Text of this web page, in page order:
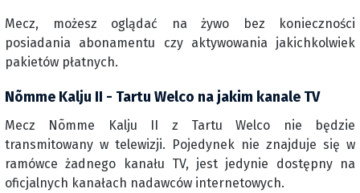
Mecz, możesz oglądać na żywo bez konieczności
posiadania abonamentu czy aktywowania jakichkolwiek
pakietów płatnych.
Nõmme Kalju II - Tartu Welco na jakim kanale TV
Mecz Nõmme Kalju II z Tartu Welco nie będzie
transmitowany w telewizji. Pojedynek nie znajduje się w
ramówce żadnego kanału TV, jest jedynie dostępny na
oficjalnych kanałach nadawców internetowych.